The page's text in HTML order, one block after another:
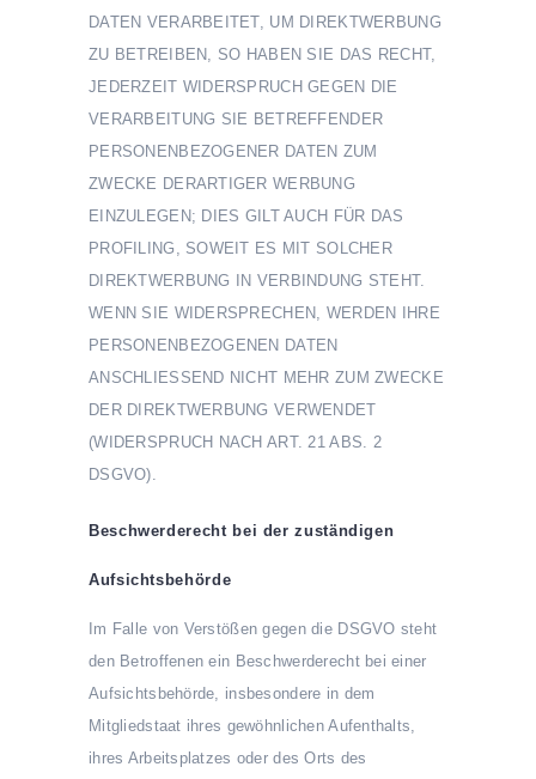
DATEN VERARBEITET, UM DIREKTWERBUNG
ZU BETREIBEN, SO HABEN SIE DAS RECHT,
JEDERZEIT WIDERSPRUCH GEGEN DIE
VERARBEITUNG SIE BETREFFENDER
PERSONENBEZOGENER DATEN ZUM
ZWECKE DERARTIGER WERBUNG
EINZULEGEN; DIES GILT AUCH FÜR DAS
PROFILING, SOWEIT ES MIT SOLCHER
DIREKTWERBUNG IN VERBINDUNG STEHT.
WENN SIE WIDERSPRECHEN, WERDEN IHRE
PERSONENBEZOGENEN DATEN
ANSCHLIESSEND NICHT MEHR ZUM ZWECKE
DER DIREKTWERBUNG VERWENDET
(WIDERSPRUCH NACH ART. 21 ABS. 2
DSGVO).
Beschwerde­recht bei der zuständigen
Aufsichts­behörde
Im Falle von Verstößen gegen die DSGVO steht
den Betroffenen ein Beschwerderecht bei einer
Aufsichtsbehörde, insbesondere in dem
Mitgliedstaat ihres gewöhnlichen Aufenthalts,
ihres Arbeitsplatzes oder des Orts des